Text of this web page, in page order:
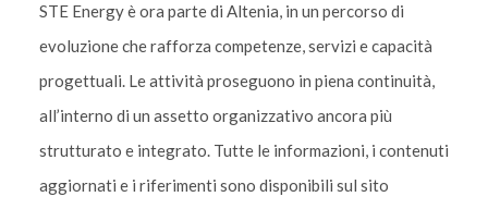
STE Energy è ora parte di Altenia, in un percorso di
evoluzione che rafforza competenze, servizi e capacità
progettuali. Le attività proseguono in piena continuità,
all’interno di un assetto organizzativo ancora più
strutturato e integrato. Tutte le informazioni, i contenuti
aggiornati e i riferimenti sono disponibili sul sito